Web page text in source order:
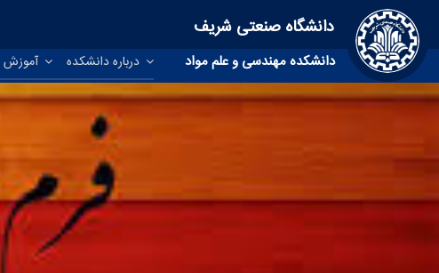
دانشگاه صنعتی شریف
دانشکده مهندسی و علم مواد درباره دانشکده آموزش